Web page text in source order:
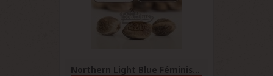
Northern Light Blue Féminisée